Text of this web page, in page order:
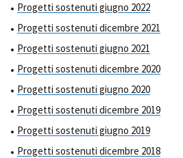
Progetti sostenuti giugno 2022
Progetti sostenuti dicembre 2021
Progetti sostenuti giugno 2021
Progetti sostenuti dicembre 2020
Progetti sostenuti giugno 2020
Progetti sostenuti dicembre 2019
Progetti sostenuti giugno 2019
Progetti sostenuti dicembre 2018